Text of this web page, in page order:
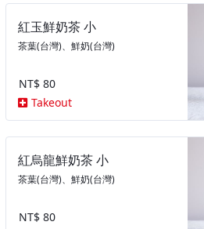
紅玉鮮奶茶 小
茶葉(台灣)、鮮奶(台灣)
NT$ 80
Takeout
紅烏龍鮮奶茶 小
茶葉(台灣)、鮮奶(台灣)
NT$ 80